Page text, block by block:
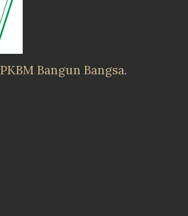
PKBM Bangun Bangsa.